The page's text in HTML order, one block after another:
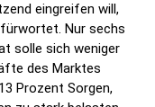
eingreifen will,
Nur sechs
solle sich weniger
des Marktes
Prozent Sorgen,